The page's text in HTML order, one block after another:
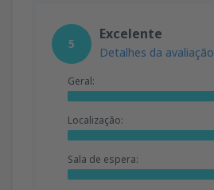
5
Excelente
Detalhes da avaliação
Geral:
Localização:
Sala de espera: